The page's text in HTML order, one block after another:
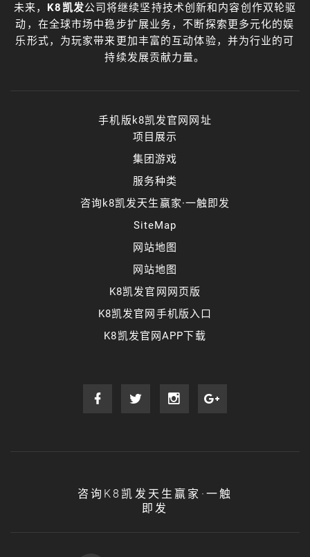
未来， K8凯发公司将继续坚持技术创新和内容创作双轮驱
动，在全球市场中稳步扩展业务，不断探索更多元化的娱
乐形式，为玩家带来更加丰富的互动体验，并为行业的可
持续发展贡献力量。
手机版k8凯发官网网址
项目展示
集团游戏
服务种类
咨询k8凯发天生赢家·一触即发
SiteMap
网站地图
网站地图
K8凯发官网网页版
K8凯发官网手机版入口
K8凯发官网APP下载
咨询K8凯发天生赢家·一触
即发